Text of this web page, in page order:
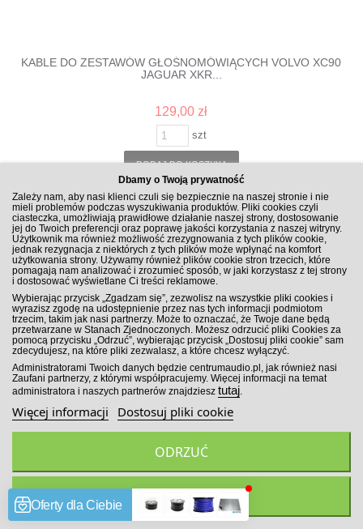
Dbamy o Twoją prywatność
Zależy nam, aby nasi klienci czuli się bezpiecznie na naszej stronie i nie
mieli problemów podczas wyszukiwania produktów. Pliki cookies czyli
ciasteczka, umożliwiają prawidłowe działanie naszej strony, dostosowanie
jej do Twoich preferencji oraz poprawę jakości korzystania z naszej witryny.
Użytkownik ma również możliwość zrezygnowania z tych plików cookie,
jednak rezygnacja z niektórych z tych plików może wpłynąć na komfort
użytkowania strony. Używamy również plików cookie stron trzecich, które
pomagają nam analizować i zrozumieć sposób, w jaki korzystasz z tej strony
i dostosować wyświetlane Ci treści reklamowe.
Wybierając przycisk „Zgadzam się”, zezwolisz na wszystkie pliki cookies i
wyrazisz zgodę na udostępnienie przez nas tych informacji podmiotom
trzecim, takim jak nasi partnerzy. Może to oznaczać, że Twoje dane będą
przetwarzane w Stanach Zjednoczonych. Możesz odrzucić pliki Cookies za
pomocą przycisku „Odrzuć”, wybierając przycisk „Dostosuj pliki cookie” sam
zdecydujesz, na które pliki zezwalasz, a które chcesz wyłączyć.
Administratorami Twoich danych będzie centrumaudio.pl, jak również nasi
Zaufani partnerzy, z którymi współpracujemy. Więcej informacji na temat
administratora i naszych partnerów znajdziesz tutaj.
Więcej informacji Dostosuj pliki cookie
ODRZUĆ
ZGADZAM SIĘ
KABLE DO ZESTAWÓW GŁOŚNOMÓWIĄCYCH VOLVO XC90
JAGUAR XKR...
129,00 zł
szt
DODAJ DO KOSZYKA
Porównaj
Pioneer CA-RGB200E Kabel Przedłużający RGB 1,5 m do...
649,00 zł